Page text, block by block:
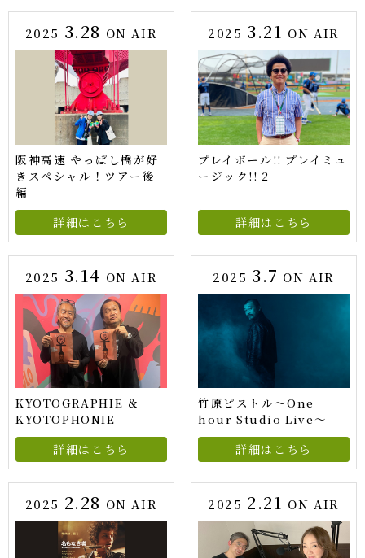
2025 3.28 ON AIR
阪神高速 やっぱし橋が好
きスペシャル！ツアー後
編
詳細はこちら
2025 3.21 ON AIR
プレイボール!! プレイミュ
ージック!! 2
詳細はこちら
2025 3.14 ON AIR
KYOTOGRAPHIE ＆
KYOTOPHONIE
詳細はこちら
2025 3.7 ON AIR
竹原ピストル〜One
hour Studio Live〜
詳細はこちら
2025 2.28 ON AIR 2025 2.21 ON AIR